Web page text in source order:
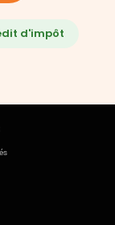
d'impôt